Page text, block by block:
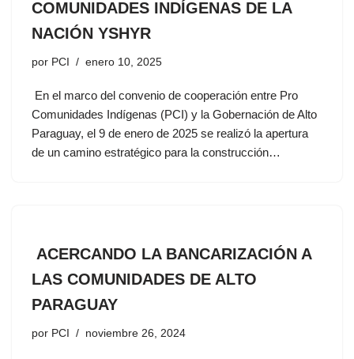
COMUNIDADES INDÍGENAS DE LA
NACIÓN YSHYR
por PCI enero 10, 2025
En el marco del convenio de cooperación entre Pro
Comunidades Indígenas (PCI) y la Gobernación de Alto
Paraguay, el 9 de enero de 2025 se realizó la apertura
de un camino estratégico para la construcción…
ACERCANDO LA BANCARIZACIÓN A
LAS COMUNIDADES DE ALTO
PARAGUAY
por PCI noviembre 26, 2024